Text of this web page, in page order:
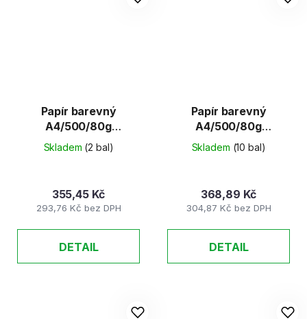
Papír barevný
A4/500/80g
Stockholm - tmavě
modrá 13
Skladem (2 bal)
293,76 Kč bez DPH
355,45 Kč
DETAIL
Papír barevný
A4/500/80g
Amsterdam - cihlově
oranžová 29
Skladem (10 bal)
304,87 Kč bez DPH
368,89 Kč
DETAIL